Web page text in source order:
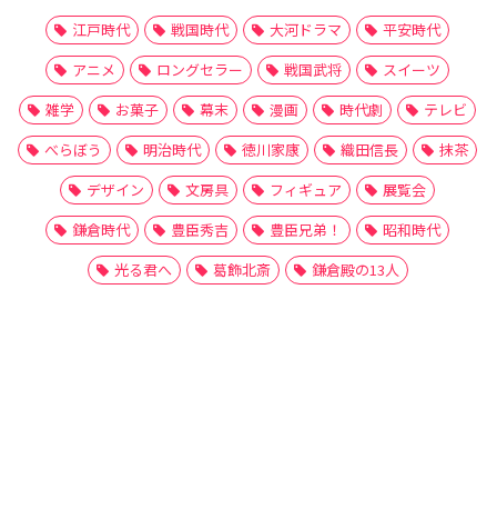
江戸時代 戦国時代 大河ドラマ
平安時代
アニメ
ロングセラー 戦国武将
スイーツ
雑学
お菓子 幕末 漫画 時代劇
テレビ
べらぼう
明治時代 徳川家康 織田信長
抹茶
デザイン
文房具 フィギュア
展覧会
鎌倉時代
豊臣秀吉 豊臣兄弟！
昭和時代
光る君へ
葛飾北斎 鎌倉殿の13人